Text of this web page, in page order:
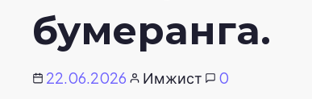
бумеранга.
22.06.2026 Имжист
0